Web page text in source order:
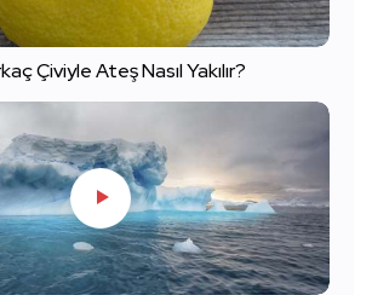
Çiviyle Ateş Nasıl Yakılır?